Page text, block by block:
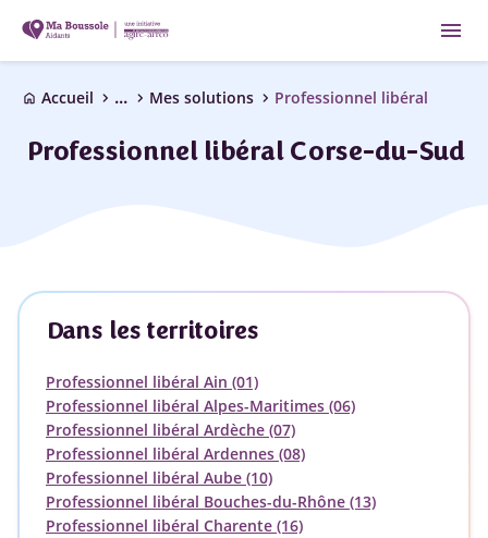
menu
home Accueil chevron_right ... chevron_right Mes solutions chevron_right Professionnel libéral
Professionnel libéral Corse-du-Sud
Dans les territoires
Professionnel libéral Ain (01)
Professionnel libéral Alpes-Maritimes (06)
Professionnel libéral Ardèche (07)
Professionnel libéral Ardennes (08)
Professionnel libéral Aube (10)
Professionnel libéral Bouches-du-Rhône (13)
Professionnel libéral Charente (16)